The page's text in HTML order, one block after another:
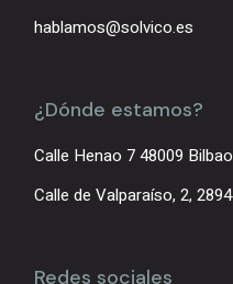
hablamos@solvico.es
¿Dónde estamos?
Calle Henao 7 48009
Calle de Valparaíso, 2,
Redes sociales